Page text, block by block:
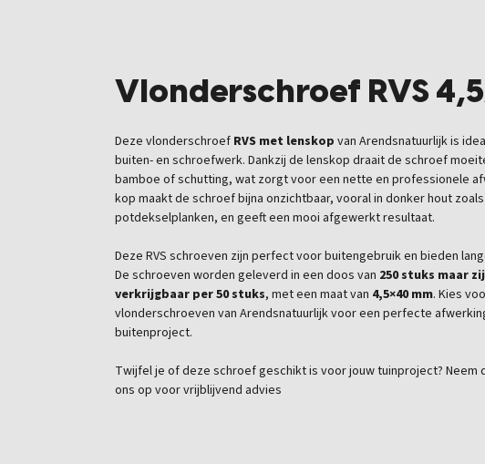
Vlonderschroef RVS
Deze vlonderschroef RVS met lenskop van Arendsnatuurlijk is
buiten- en schroefwerk. Dankzij de lenskop draait de schroef
bamboe of schutting, wat zorgt voor een nette en professionele
kop maakt de schroef bijna onzichtbaar, vooral in donker hout
potdekselplanken, en geeft een mooi afgewerkt resultaat.
Deze RVS schroeven zijn perfect voor buitengebruik en bieden
De schroeven worden geleverd in een doos van 250 stuks maar
verkrijgbaar per 50 stuks, met een maat van 4,5×40 mm. Kies
vlonderschroeven van Arendsnatuurlijk voor een perfecte
buitenproject.
Twijfel je of deze schroef geschikt is voor jouw tuinproject? Neem
ons op voor vrijblijvend advies